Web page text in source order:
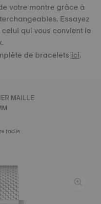
votre montre grâce à
Essayez
qui vous convient le
de braceletsici.
MAILLE
facile